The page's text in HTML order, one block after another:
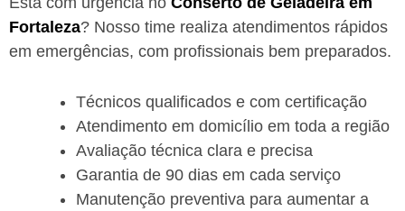
Fortaleza? Nosso time realiza atendimentos rápidos
em emergências, com profissionais bem preparados.
Técnicos qualificados e com certificação
Atendimento em domicílio em toda a região
Avaliação técnica clara e precisa
Garantia de 90 dias em cada serviço
Manutenção preventiva para aumentar a